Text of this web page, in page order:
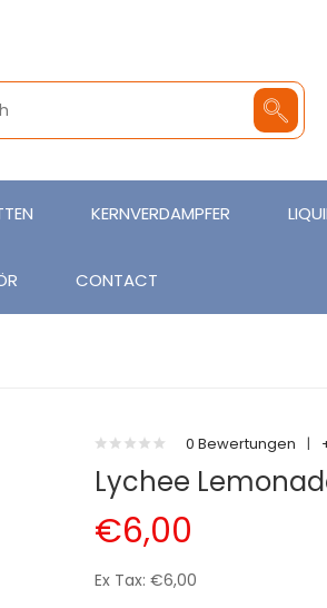
KERNVERDAMPFER
CONTACT
0 Bewertungen |
Lychee
€6,00
Ex Tax: €6,00